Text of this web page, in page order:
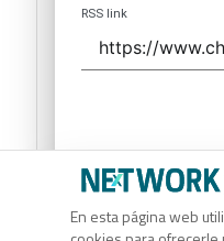
En esta página web
RSS link
Código